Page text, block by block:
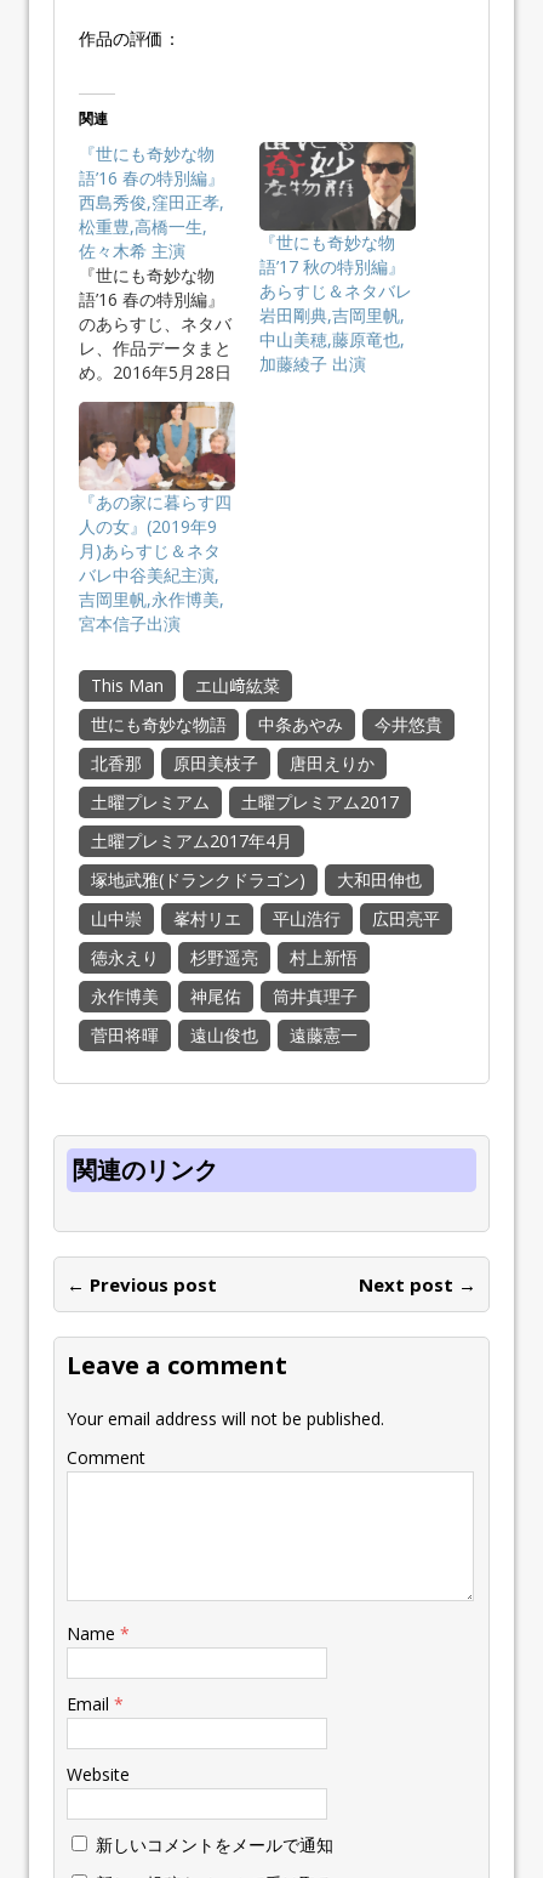
作品の評価：
関連
『世にも奇妙な物
語’16 春の特別編』
西島秀俊,窪田正孝,
松重豊,高橋一生,
佐々木希 主演
『世にも奇妙な物
語’16 春の特別編』
のあらすじ、ネタバ
レ、作品データまと
め。2016年5月28日
『世にも奇妙な物
語’17 秋の特別編』
あらすじ＆ネタバレ
岩田剛典,吉岡里帆,
中山美穂,藤原竜也,
加藤綾子 出演
『あの家に暮らす四
人の女』(2019年9
月)あらすじ＆ネタ
バレ中谷美紀主演,
吉岡里帆,永作博美,
宮本信子出演
This Man
エ山﨑紘菜
世にも奇妙な物語
中条あやみ
今井悠貴
北香那
原田美枝子
唐田えりか
土曜プレミアム
土曜プレミアム2017
土曜プレミアム2017年4月
塚地武雅(ドランクドラゴン)
大和田伸也
山中崇
峯村リエ 平山浩行
広田亮平
徳永えり
杉野遥亮
村上新悟
永作博美
神尾佑
筒井真理子
菅田将暉
遠山俊也 遠藤憲一
関連のリンク
← Previous post Next post →
Leave a comment
Your email address will not be published.
Comment
Name *
Email *
Website
新しいコメントをメールで通知